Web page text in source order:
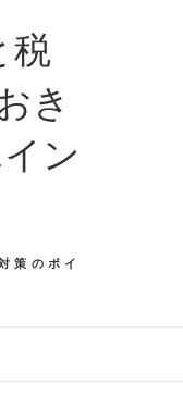
税
き
ン
策のポイ